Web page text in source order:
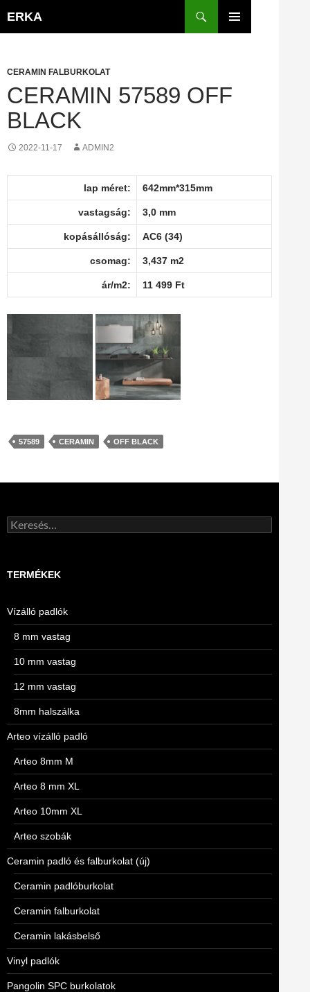
ERKA
CERAMIN FALBURKOLAT
CERAMIN 57589 OFF
BLACK
2022-11-17 ADMIN2
lap méret: 642mm*315mm
vastagság: 3,0 mm
kopásállóság: AC6 (34)
csomag: 3,437 m2
ár/m2: 11 499 Ft
57589 CERAMIN OFF BLACK
Keresés:
TERMÉKEK
Vízálló padlók
8 mm vastag
10 mm vastag
12 mm vastag
8mm halszálka
Arteo vízálló padló
Arteo 8mm M
Arteo 8 mm XL
Arteo 10mm XL
Arteo szobák
Ceramin padló és falburkolat (új)
Ceramin padlóburkolat
Ceramin falburkolat
Ceramin lakásbelső
Vinyl padlók
Pangolin SPC burkolatok